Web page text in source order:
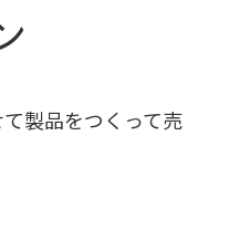
製品をつくって売